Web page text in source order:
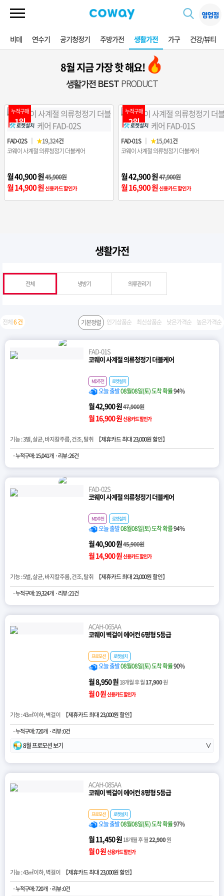
비데 연수기 공기청정기 주방가전 생활가전 가구 건강/뷰티
8월 지금 가장 핫 해요!
생활가전 BEST PRODUCT
누적구매
1위
FAD-02S ★19,324건
코웨이 사계절 의류청정기 더블케어
월 40,900 원45,900원
월 14,900 원신용카드 할인가
누적구매
2위
FAD-01S ★15,041건
코웨이 사계절 의류청정기 더블케어
월 42,900 원47,900원
월 16,900 원신용카드 할인가
생활가전
전체 냉방기 의류관리기
전체6 건 기본정렬 인기상품순 최신상품순 낮은가격순 높은가격순
FAD-01S
코웨이 사계절 의류청정기 더블케어
MD추천 로켓설치
오늘 출발08월08일(토) 도착 확률94%
월 42,900 원47,900원
월 16,900 원신용카드 할인가
기능 : 3벌, 살균, 바지칼주름, 건조, 탈취 【제휴카드 최대 23,000원 할인】
· 누적구매 : 15,041개 · 리뷰 : 26건
FAD-02S
코웨이 사계절 의류청정기 더블케어
MD추천 로켓설치
오늘 출발08월08일(토) 도착 확률94%
월 40,900 원45,900원
월 14,900 원신용카드 할인가
기능 : 5벌, 살균, 바지칼주름, 건조, 탈취 【제휴카드 최대 23,000원 할인】
· 누적구매 : 19,324개 · 리뷰 : 21건
ACAH-065AA
코웨이 벽걸이 에어컨 6평형 5등급
프로모션 로켓설치
오늘 출발08월08일(토) 도착 확률90%
월 8,950 원18개월 후 월17,900원
월 0 원신용카드 할인가
기능 : 43㎡이하, 벽걸이 【제휴카드 최대 23,000원 할인】
· 누적구매 : 720개 · 리뷰 : 0건
8월 프로모션 보기 ∨
ACAH-085AA
코웨이 벽걸이 에어컨 8평형 5등급
프로모션 로켓설치
오늘 출발08월08일(토) 도착 확률97%
월 11,450 원18개월 후 월22,900원
월 0 원신용카드 할인가
기능 : 43㎡이하, 벽걸이 【제휴카드 최대 23,000원 할인】
· 누적구매 : 720개 · 리뷰 : 0건